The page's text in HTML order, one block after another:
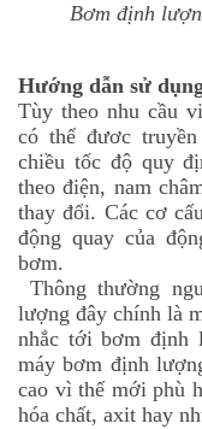
Bơm định
Hướng dẫn sử
Tùy theo nhu cầu
có thể đươc
chiều tốc độ quy
theo điện, nam
thay đổi. Các cơ
động quay của
bơm.
Thông thường
lượng đây chính là
nhắc tới bơm định
máy bơm định
cao vì thế mới phù
hóa chất, axit hay